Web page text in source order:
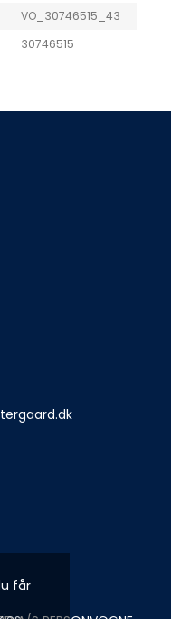
får
VO_30746515_43
30746515